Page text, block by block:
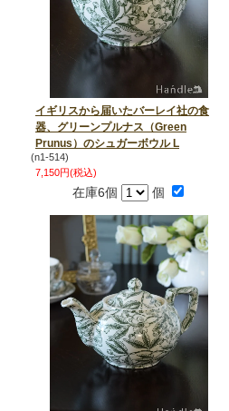
イギリスから届いたバーレイ社の食
器、グリーンプルナス（Green
Prunus）のシュガーボウル L
(n1-514)
7,150円(税込)
在庫6個 個